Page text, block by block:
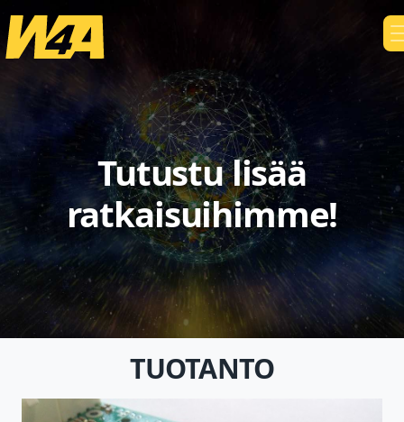
Tutustu lisää
ratkaisuihimme!
TUOTANTO